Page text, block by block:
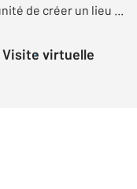
de créer un lieu ...
Visite virtuelle